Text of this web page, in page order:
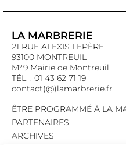
LA MARBRERIE
21 RUE ALEXIS LEPÈRE
93100 MONTREUIL
M°9 Mairie de Montreuil
TÉL. : 01 43 62 71 19
contact(@)lamarbrerie.fr
ÊTRE PROGRAMMÉ À LA
PARTENAIRES
ARCHIVES